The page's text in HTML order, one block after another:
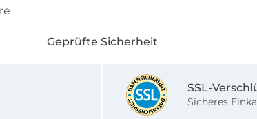
Geprüfte Sicherheit
SSL-
Sicheres